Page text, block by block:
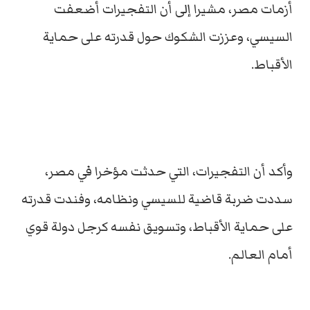
أزمات مصر، مشيرا إلى أن التفجيرات أضعفت
السيسي، وعززت الشكوك حول قدرته على حماية
الأقباط.
وأكد أن التفجيرات، التي حدثت مؤخرا في مصر،
سددت ضربة قاضية للسيسي ونظامه، وفندت قدرته
على حماية الأقباط، وتسويق نفسه كرجل دولة قوي
أمام العالم.